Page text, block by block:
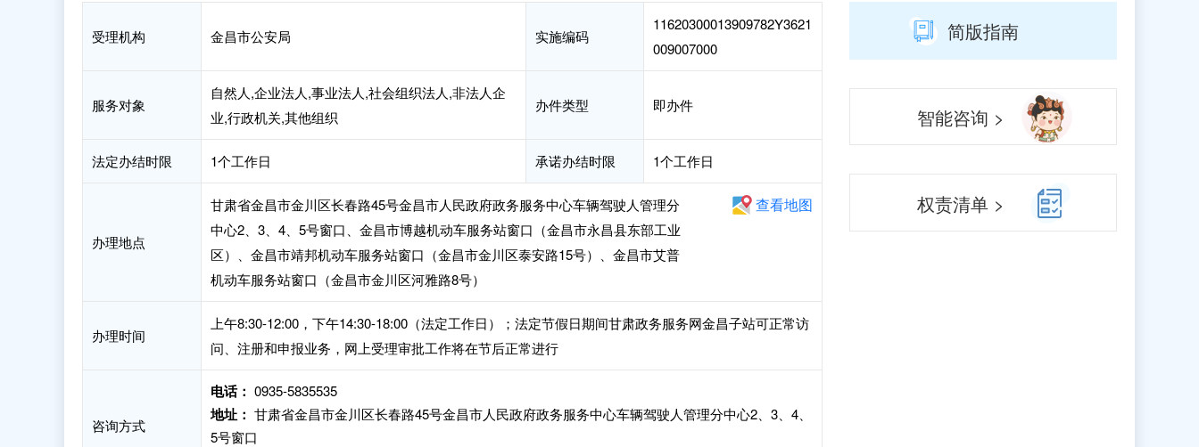
受理机构 金昌市公安局 实施编码
11620300013909782Y3621
009007000
服务对象
自然人,企业法人,事业法人,社会组织法人,非法人企
业,行政机关,其他组织
办件类型 即办件
法定办结时限 1个工作日 承诺办结时限 1个工作日
办理地点
甘肃省金昌市金川区长春路45号金昌市人民政府政务服务中心车辆驾驶人管理分
中心2、3、4、5号窗口、金昌市博越机动车服务站窗口（金昌市永昌县东部工业
区）、金昌市靖邦机动车服务站窗口（金昌市金川区泰安路15号）、金昌市艾普
机动车服务站窗口（金昌市金川区河雅路8号）
查看地图
办理时间
上午8:30-12:00，下午14:30-18:00（法定工作日）；法定节假日期间甘肃政务服务网金昌子站可正常访
问、注册和申报业务，网上受理审批工作将在节后正常进行
咨询方式
电话： 0935-5835535
地址： 甘肃省金昌市金川区长春路45号金昌市人民政府政务服务中心车辆驾驶人管理分中心2、3、4、
5号窗口
简版指南
智能咨询 >
权责清单 >